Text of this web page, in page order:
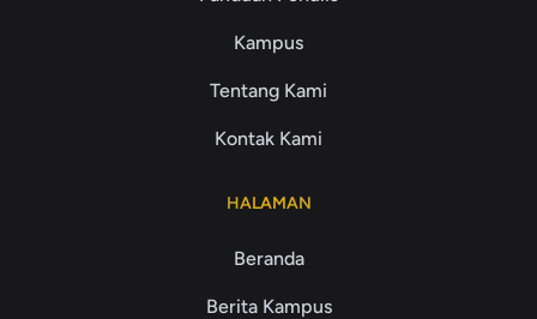
Kampus
Tentang Kami
Kontak Kami
HALAMAN
Beranda
Berita Kampus